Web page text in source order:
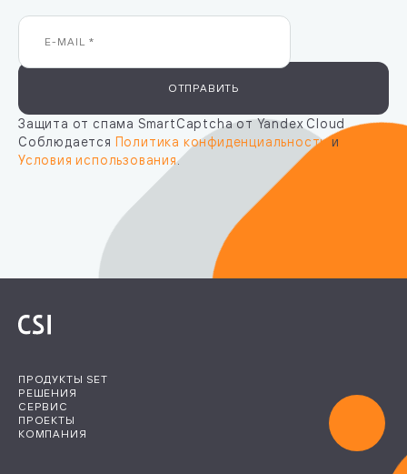
ОТПРАВИТЬ
Защита от спама SmartCaptcha от Yandex Cloud
Соблюдается Политика конфиденциальностии
Условия использования.
ПРОДУКТЫ SET
РЕШЕНИЯ
СЕРВИС
ПРОЕКТЫ
КОМПАНИЯ